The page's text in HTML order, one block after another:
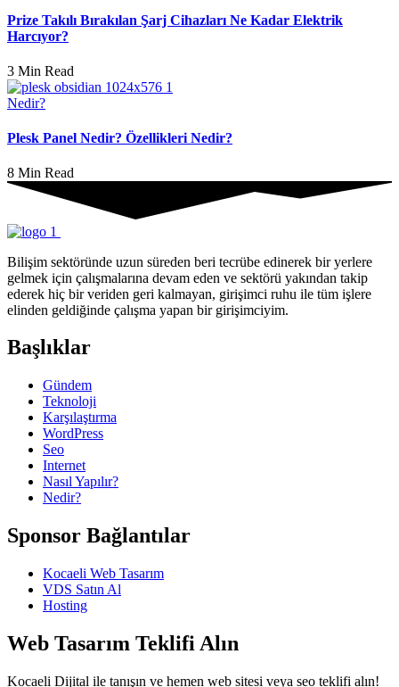
Prize Takılı Bırakılan Şarj Cihazları Ne Kadar Elektrik
Harcıyor?
3 Min Read
Nedir?
Plesk Panel Nedir? Özellikleri Nedir?
8 Min Read
Bilişim sektöründe uzun süreden beri tecrübe edinerek bir yerlere
gelmek için çalışmalarına devam eden ve sektörü yakından takip
ederek hiç bir veriden geri kalmayan, girişimci ruhu ile tüm işlere
elinden geldiğinde çalışma yapan bir girişimciyim.
Başlıklar
Gündem
Teknoloji
Karşılaştırma
WordPress
Seo
Internet
Nasıl Yapılır?
Nedir?
Sponsor Bağlantılar
Kocaeli Web Tasarım
VDS Satın Al
Hosting
Web Tasarım Teklifi Alın
Kocaeli Dijital ile tanışın ve hemen web sitesi veya seo teklifi alın!